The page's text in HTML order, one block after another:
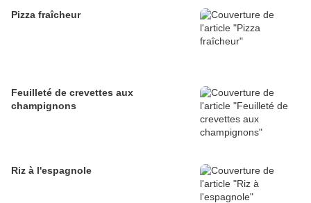
Pizza fraîcheur
Feuilleté de crevettes aux
champignons
Riz à l'espagnole